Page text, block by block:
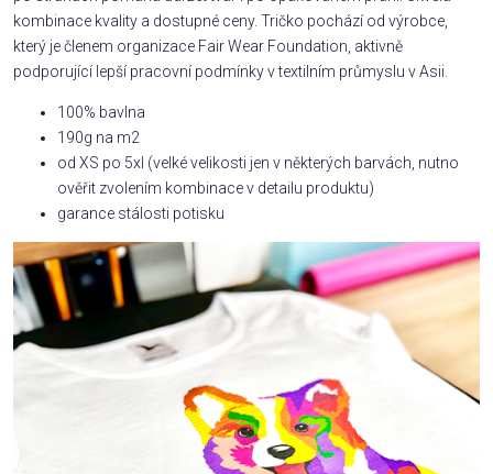
kombinace kvality a dostupné ceny. Tričko pochází od výrobce,
který je členem organizace Fair Wear Foundation, aktivně
podporující lepší pracovní podmínky v textilním průmyslu v Asii.
100% bavlna
190g na m2
od XS po 5xl (velké velikosti jen v některých barvách, nutno
ověřit zvolením kombinace v detailu produktu)
garance stálosti potisku